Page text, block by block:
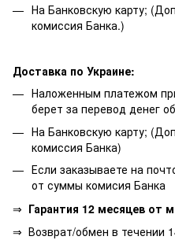
На Банковскую карту;
комиссия Банка.)
Доставка по Украине:
Наложенным платежом
берет за перевод денег
На Банковскую карту;
комиссия Банка)
Если заказываете на
от суммы комисия Банка
⇒ Гарантия 12 месяцев от
⇒ Возврат/обмен в течении